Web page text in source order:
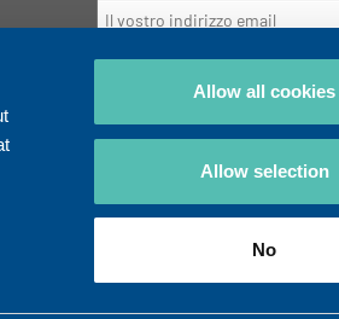
Allow all cookies
Allow selection
No